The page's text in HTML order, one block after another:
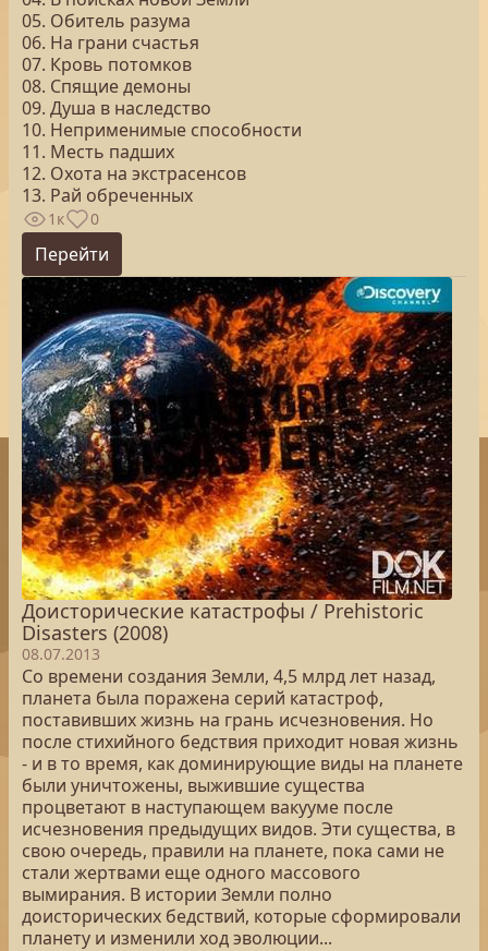
05. Обитель разума
06. На грани счастья
07. Кровь потомков
08. Спящие демоны
09. Душа в наследство
10. Неприменимые способности
11. Месть падших
12. Охота на экстрасенсов
13. Рай обреченных
1к 0
Перейти
Доисторические катастрофы / Prehistoric
Disasters (2008)
08.07.2013
Со времени создания Земли, 4,5 млрд лет назад,
планета была поражена серий катастроф,
поставивших жизнь на грань исчезновения. Но
после стихийного бедствия приходит новая жизнь
- и в то время, как доминирующие виды на планете
были уничтожены, выжившие существа
процветают в наступающем вакууме после
исчезновения предыдущих видов. Эти существа, в
свою очередь, правили на планете, пока сами не
стали жертвами еще одного массового
вымирания. В истории Земли полно
доисторических бедствий, которые сформировали
планету и изменили ход эволюции...